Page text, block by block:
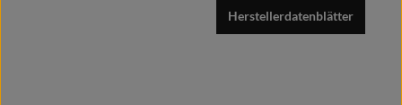
Herstellerdatenblätter